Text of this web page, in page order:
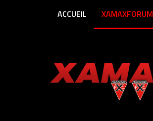
ACCUEIL XAMAXFORUM